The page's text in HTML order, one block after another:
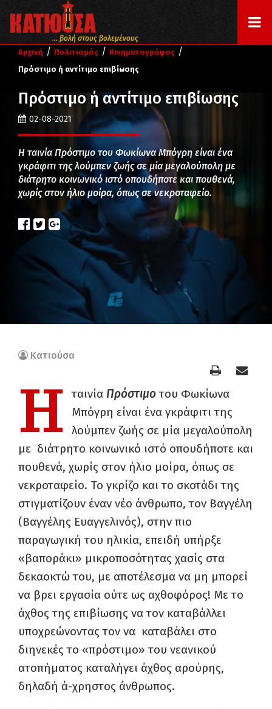
... βολή στους βολεμένους
Αρχική / Πολιτισμός / Κινηματογράφος /
Πρόστιμο ή αντίτιμο επιβίωσης
Πρόστιμο ή αντίτιμο επιβίωσης
02-08-2021
Η ταινία Πρόστιμο του Φωκίωνα Μπόγρη είναι ένα
γκράφιτι της λούμπεν ζωής σε μία μεγαλούπολη με
διάτρητο κοινωνικό ιστό οπουδήποτε και πουθενά,
χωρίς στον ήλιο μοίρα, όπως σε νεκροταφείο.
Κατιούσα
Η ταινία Πρόστιμοτου Φωκίωνα
Μπόγρη είναι ένα γκράφιτι της
λούμπεν ζωής σε μία μεγαλούπολη
με διάτρητο κοινωνικό ιστό οπουδήποτε και
πουθενά, χωρίς στον ήλιο μοίρα, όπως σε
νεκροταφείο. Το γκρίζο και το σκοτάδι της
στιγματίζουν έναν νέο άνθρωπο, τον Βαγγέλη
(Βαγγέλης Ευαγγελινός), στην πιο
παραγωγική του ηλικία, επειδή υπήρξε
«βαποράκι» μικροποσότητας χασίς στα
δεκαοκτώ του, με αποτέλεσμα να μη μπορεί
να βρει εργασία ούτε ως αχθοφόρος! Με το
άχθος της επιβίωσης να τον καταβάλλει
υποχρεώνοντας τον να καταβάλει στο
διηνεκές το «πρόστιμο» του νεανικού
ατοπήματος καταλήγει άχθος αρούρης,
δηλαδή ά-χρηστος άνθρωπος.